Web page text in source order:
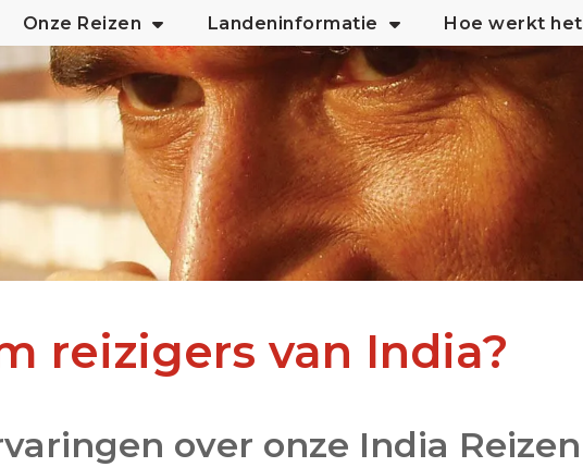
Onze Reizen Landeninformatie Hoe werkt het
reizigers van India?
over onze India Reizen